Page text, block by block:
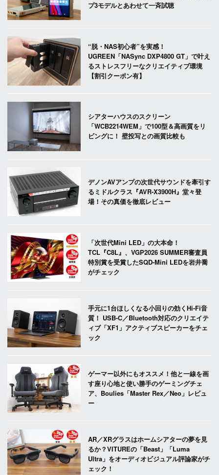
プ3モデルとあわせて一斉試聴
“脱・NAS初心者”を実感！
UGREEN「NASync DXP4800 GT」で叶え
るストレスフリーなクリエイティブ環境
【割引クーポン有】
シアターハウスのスクリーン
「WCB2214WEM」で100型＆高画質をリ
ビングに！ 壁投写との画質比較も
デノンAVアンプの次世代サウンドを牽引す
るミドルクラス『AVR-X3900H』堂々登
場！その真価を徹底レビュー
「次世代Mini LED」の大本命！
TCL『C8L』、VGP2026 SUMMER審査員
特別賞を受賞したSQD-Mini LEDを岩井喬
がチェック
手元に1台ほしくなる小回りの効くHi-Fi音
質！ USB-C／Bluetooth対応のクリエイテ
ィブ「XF1」アクティブスピーカーをチェ
ック
ゲーマー以外にもオススメ！他と一線を画
す座り心地と使い勝手のゲーミングチェ
ア、Boulies「Master Rex／Neo」レビュ
ー
AR／XRグラスはホームシアターの夢を見
るか？VITUREの「Beast」「Luma
Ultra」をオーディオビジュアル評論家がチ
ェック！